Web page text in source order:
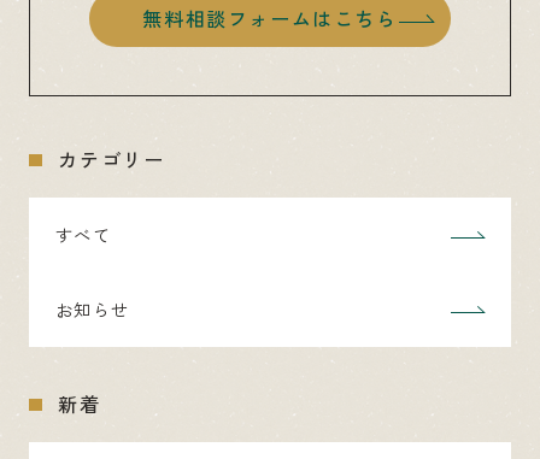
無料相談フォームはこちら
カテゴリー
すべて
お知らせ
新着